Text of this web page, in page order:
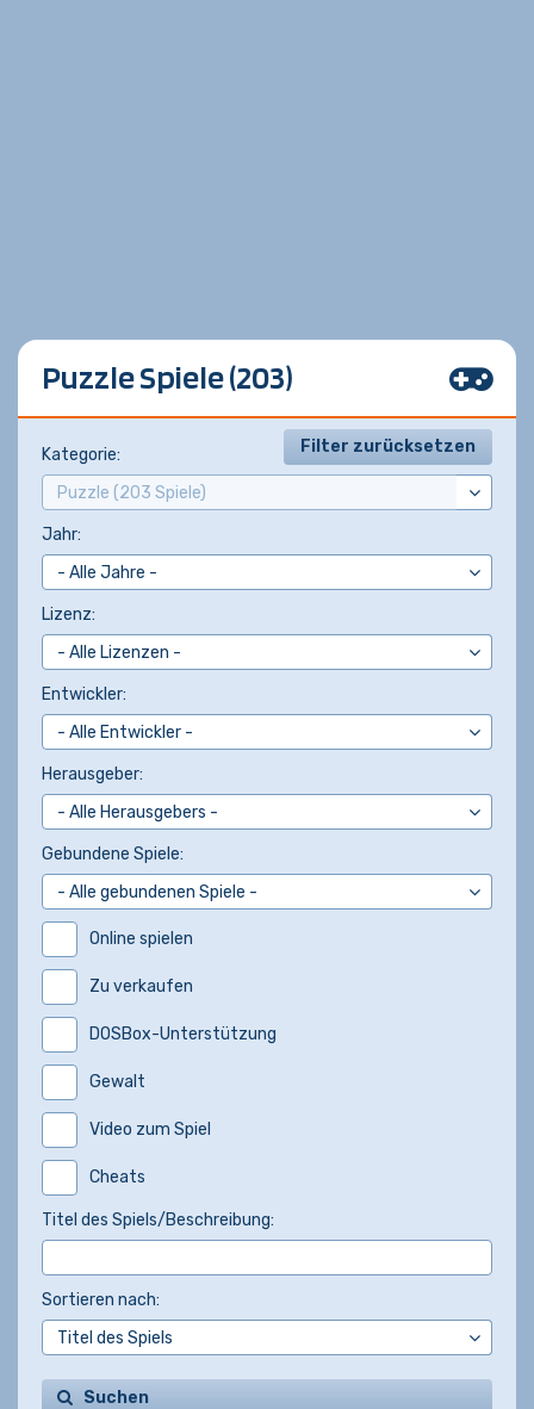
Puzzle Spiele (203)
Filter zurücksetzen
Kategorie:
Jahr:
Lizenz:
Entwickler:
Herausgeber:
Gebundene Spiele:
Online spielen
Zu verkaufen
DOSBox-Unterstützung
Gewalt
Video zum Spiel
Cheats
Titel des Spiels/Beschreibung:
Sortieren nach:
Suchen